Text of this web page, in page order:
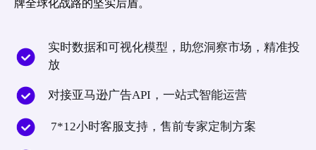
牌全球化战路的坚实后盾。
实时数据和可视化模型，助您洞察市场，精准投
放
对接亚马逊广告API，一站式智能运营
7*12小时客服支持，售前专家定制方案